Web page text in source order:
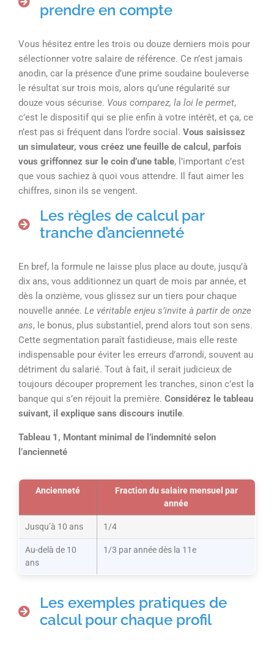
prendre en compte
Vous hésitez entre les trois ou douze derniers mois pour
sélectionner votre salaire de référence. Ce n’est jamais
anodin, car la présence d’une prime soudaine bouleverse
le résultat sur trois mois, alors qu’une régularité sur
douze vous sécurise. Vous comparez, la loi le permet,
c’est le dispositif qui se plie enfin à votre intérêt, et ça, ce
n’est pas si fréquent dans l’ordre social. Vous saisissez
un simulateur, vous créez une feuille de calcul, parfois
vous griffonnez sur le coin d’une table, l’important c’est
que vous sachiez à quoi vous attendre. Il faut aimer les
chiffres, sinon ils se vengent.
Les règles de calcul par
tranche d’ancienneté
En bref, la formule ne laisse plus place au doute, jusqu’à
dix ans, vous additionnez un quart de mois par année, et
dès la onzième, vous glissez sur un tiers pour chaque
nouvelle année. Le véritable enjeu s’invite à partir de onze
ans, le bonus, plus substantiel, prend alors tout son sens.
Cette segmentation paraît fastidieuse, mais elle reste
indispensable pour éviter les erreurs d’arrondi, souvent au
détriment du salarié. Tout à fait, il serait judicieux de
toujours découper proprement les tranches, sinon c’est la
banque qui s’en réjouit la première. Considérez le tableau
suivant, il explique sans discours inutile.
Tableau 1, Montant minimal de l’indemnité selon
l’ancienneté
Ancienneté
Fraction du salaire mensuel par
année
Jusqu’à 10 ans 1/4
Au-delà de 10
ans
1/3 par année dès la 11e
Les exemples pratiques de
calcul pour chaque profil